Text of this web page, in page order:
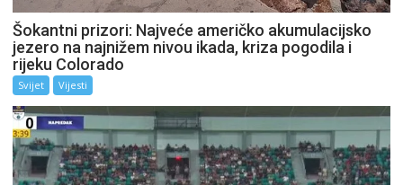
Šokantni prizori: Najveće američko akumulacijsko
jezero na najnižem nivou ikada, kriza pogodila i
rijeku Colorado
Svijet Vijesti